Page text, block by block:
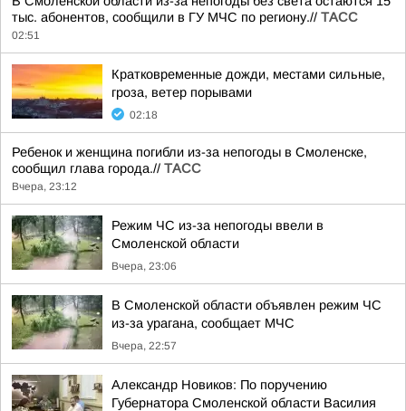
тыс. абонентов, сообщили в ГУ МЧС по региону.// ТАСС
02:51
Кратковременные дожди, местами сильные,
гроза, ветер порывами
02:18
Ребенок и женщина погибли из-за непогоды в Смоленске,
сообщил глава города.// ТАСС
Вчера, 23:12
Режим ЧС из-за непогоды ввели в
Смоленской области
Вчера, 23:06
В Смоленской области объявлен режим ЧС
из-за урагана, сообщает МЧС
Вчера, 22:57
Александр Новиков: По поручению
Губернатора Смоленской области Василия